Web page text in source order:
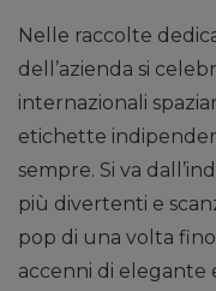
Nelle raccolte
dell’azienda si
internazionali
etichette
sempre. Si va
più divertenti e
pop di una volta
accenni di elegante